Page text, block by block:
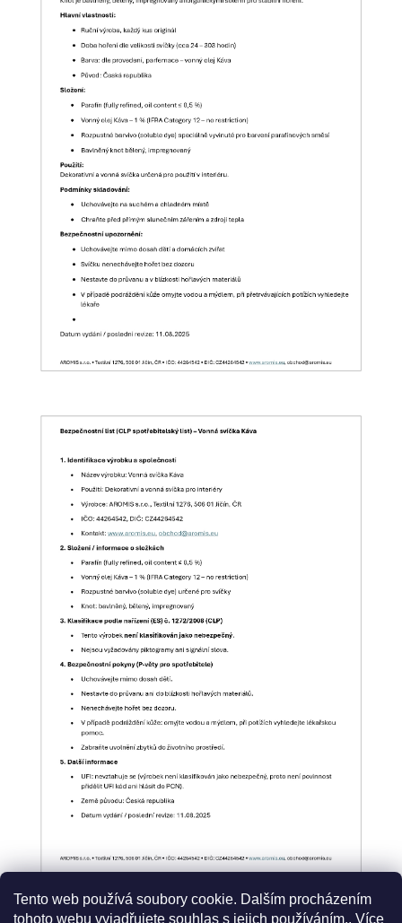
Tento web používá soubory cookie. Dalším procházením
tohoto webu vyjadřujete souhlas s jejich používáním.. Více